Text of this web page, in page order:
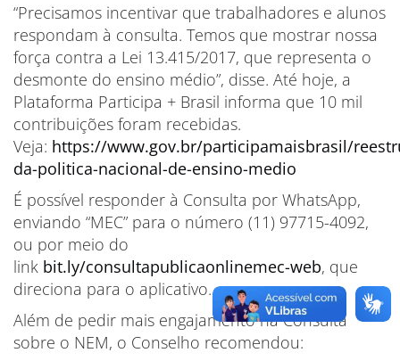
“Precisamos incentivar que trabalhadores e alunos
respondam à consulta. Temos que mostrar nossa
força contra a Lei 13.415/2017, que representa o
desmonte do ensino médio”, disse. Até hoje, a
Plataforma Participa + Brasil informa que 10 mil
contribuições foram recebidas.
Veja: https://www.gov.br/participamaisbrasil/
da-politica-nacional-de-ensino-medio
É possível responder à Consulta por WhatsApp,
enviando “MEC” para o número (11) 97715-4092,
ou por meio do
link bit.ly/consultapublicaonlinemec-web, que
direciona para o aplicativo.
Além de pedir mais engajamento na Consulta
sobre o NEM, o Conselho recomendou: